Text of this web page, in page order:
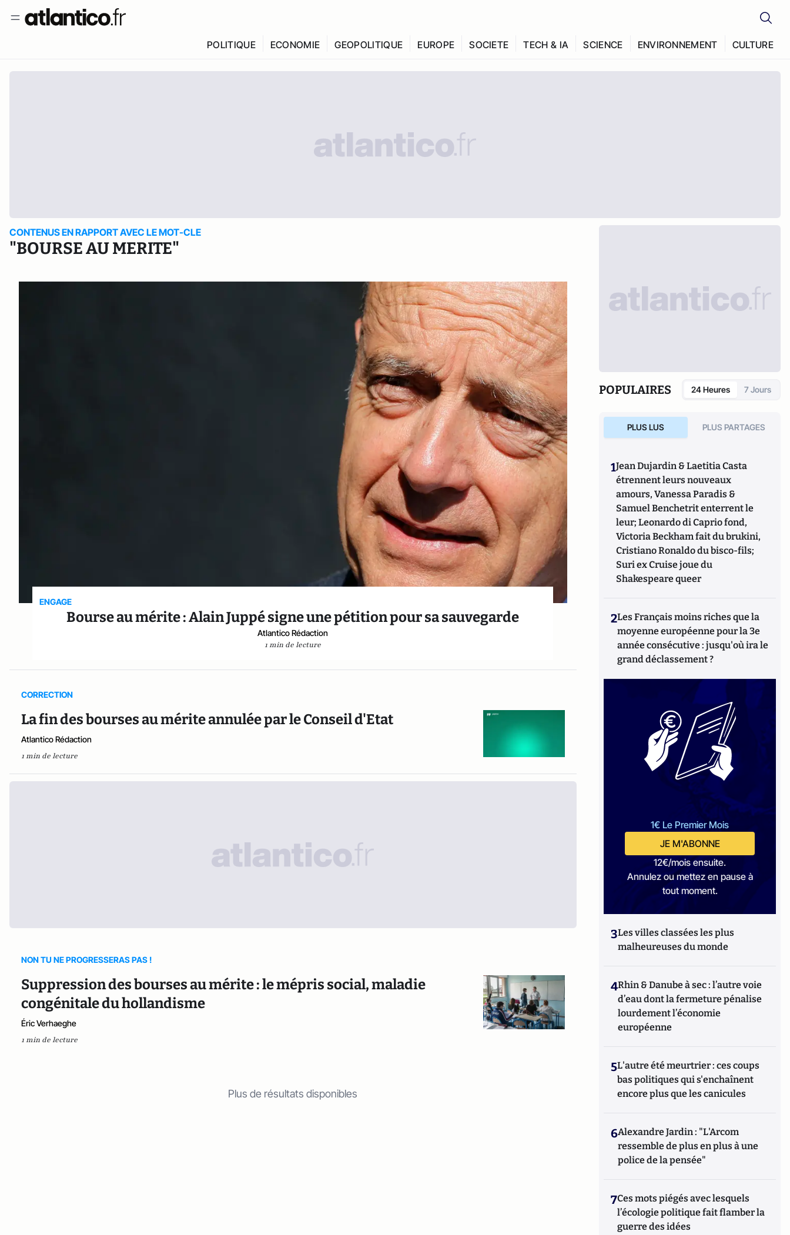
POLITIQUE ECONOMIE GEOPOLITIQUE EUROPE SOCIETE TECH & IA SCIENCE ENVIRONNEMENT CULTURE
CONTENUS EN RAPPORT AVEC LE MOT-CLE
"BOURSE AU MERITE"
ENGAGE
Bourse au mérite : Alain Juppé signe une pétition pour sa sauvegarde
Atlantico Rédaction
1 min de lecture
CORRECTION
La fin des bourses au mérite annulée par le Conseil d'Etat
Atlantico Rédaction
1 min de lecture
NON TU NE PROGRESSERAS PAS !
Suppression des bourses au mérite : le mépris social, maladie
congénitale du hollandisme
Éric Verhaeghe
1 min de lecture
Plus de résultats disponibles
POPULAIRES 24 Heures 7 Jours
PLUS LUS PLUS PARTAGES
1Jean Dujardin & Laetitia Casta
étrennent leurs nouveaux
amours, Vanessa Paradis &
Samuel Benchetrit enterrent le
leur; Leonardo di Caprio fond,
Victoria Beckham fait du brukini,
Cristiano Ronaldo du bisco-fils;
Suri ex Cruise joue du
Shakespeare queer
2Les Français moins riches que la
moyenne européenne pour la 3e
année consécutive : jusqu'où ira le
grand déclassement ?
1€ Le Premier Mois
JE M'ABONNE
12€/mois ensuite.
Annulez ou mettez en pause à
tout moment.
3Les villes classées les plus
malheureuses du monde
4Rhin & Danube à sec : l’autre voie
d’eau dont la fermeture pénalise
lourdement l’économie
européenne
5L'autre été meurtrier : ces coups
bas politiques qui s'enchaînent
encore plus que les canicules
6Alexandre Jardin : "L'Arcom
ressemble de plus en plus à une
police de la pensée"
7Ces mots piégés avec lesquels
l’écologie politique fait flamber la
guerre des idées